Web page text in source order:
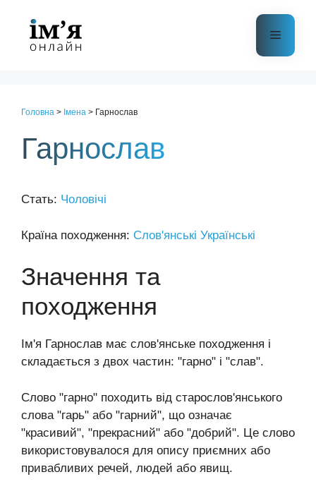
контенту
Меню
Головна > Імена > Гарнослав
Гарнослав
Стать: Чоловічі
Країна походження: Слов'янські Українські
Значення та
походження
Ім'я Гарнослав має слов'янське походження і
складається з двох частин: "гарно" і "слав".
Слово "гарно" походить від старослов'янського
слова "гарь" або "гарний", що означає
"красивий", "прекрасний" або "добрий". Це слово
використовувалося для опису приємних або
привабливих речей, людей або явищ.